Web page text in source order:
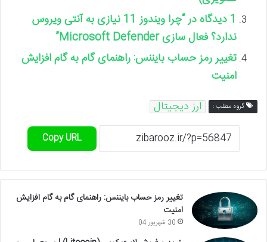
1 دیدگاه در “چرا ویندوز 11 نیازی به آنتی ویروس
ندارد؟ فعال سازی Microsoft Defender”
تغییر رمز حساب بایننس: راهنمای گام به گام افزایش
امنیت
گروه مطلب : ارز دیجیتال
Copy URL
تغییر رمز حساب بایننس: راهنمای گام به گام افزایش
امنیت
30 شهریور 04